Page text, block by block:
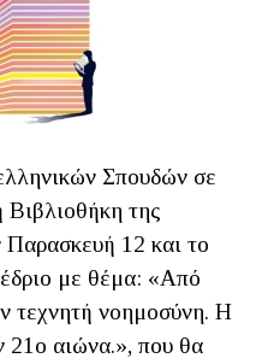
Σπουδών σε
Βιβλιοθήκη της
Παρασκευή 12 και το
με θέμα: «Από
τεχνητή νοημοσύνη. Η
21ο αιώνα.», που θα